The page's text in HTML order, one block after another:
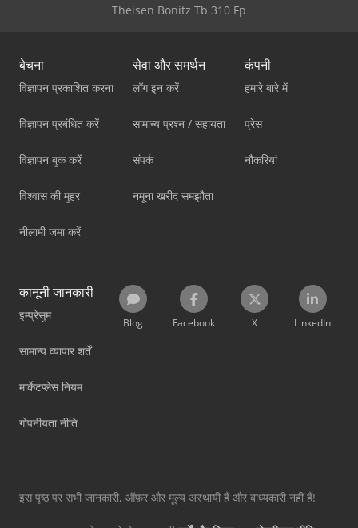
Theisen Bonitz Tb 310 Fp
बेचना
विज्ञापन प्रकाशित करना
विज्ञापन प्रबंधित करें
विज्ञापन बुक करें
विश्वास की मुहर
नीलामी जमा करें
सेवा और समर्थन
लॉग इन करें
सामान्य प्रश्न / सहायता
संपर्क
नमूना खरीद समझौता
कंपनी
हमारे बारे में
प्रेस
नौकरियां
कानूनी जानकारी
इम्प्रेसुम
सामान्य व्यापार शर्तें
मार्केटप्लेस नियम
गोपनीयता नीति
Blog Facebook X LinkedIn
इस पृष्ठ पर सभी जानकारी, ऑफ़र और मूल्य अस्थायी हैं और बाध्यकारी नहीं हैं!